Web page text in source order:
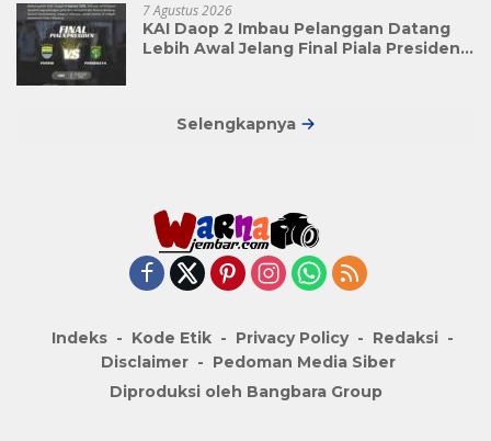
7 Agustus 2026
KAI Daop 2 Imbau Pelanggan Datang
Lebih Awal Jelang Final Piala Presiden
Selengkapnya
Indeks Kode Etik Privacy Policy
Redaksi
Disclaimer
Pedoman Media Siber
Diproduksi oleh Bangbara Group